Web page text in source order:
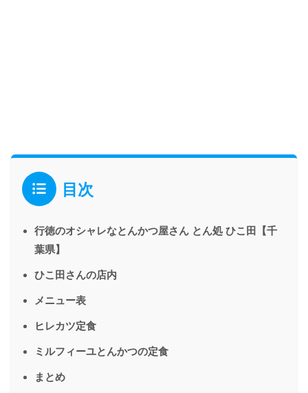
目次
行徳のオシャレなとんかつ屋さん とん処 ひこ田【千
葉県】
ひこ田さんの店内
メニュー表
ヒレカツ定食
ミルフィーユとんかつの定食
まとめ